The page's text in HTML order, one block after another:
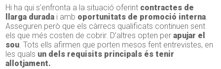
Hi ha qui s’enfronta a la situació oferint contractes de
llarga durada i amb oportunitats de promoció interna.
Asseguren però que els càrrecs qualificats continuen sent
els que més costen de cobrir. D’altres opten perapujar el
sou. Tots ells afirmen que porten mesos fent entrevistes, en
les quals un dels requisits principals és tenir
allotjament.